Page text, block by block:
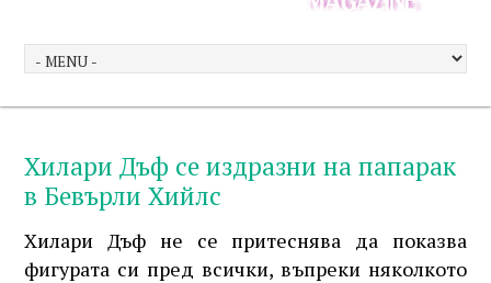
Хилари Дъф се издразни на папарак
в Бевърли Хийлс
Хилари Дъф не се притеснява да показва
фигурата си пред всички, въпреки няколкото